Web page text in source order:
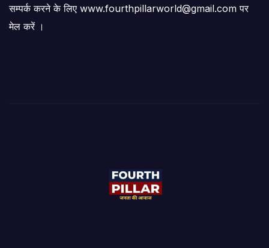
सम्पर्क करने के लिए www.fourthpillarworld@gmail.com पर
मेल करें ।